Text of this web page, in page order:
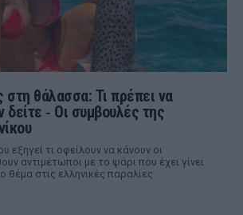
θάλασσα: Τι πρέπει να
δείτε ‑ Οι συμβουλές της
εξηγεί τι οφείλουν να κάνουν οι
αντιμέτωποι με το ψάρι που έχει γίνει
θέμα στις ελληνικές παραλίες